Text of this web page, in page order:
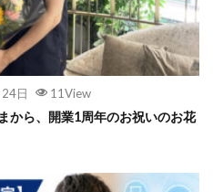
日 11View
から、開業1周年のお祝いのお花